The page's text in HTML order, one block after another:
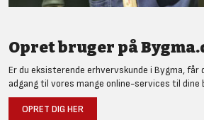
Opret bruger på
Er du eksisterende erhvervskunde i Bygma, får
adgang til vores mange online-services til dine
OPRET DIG HER